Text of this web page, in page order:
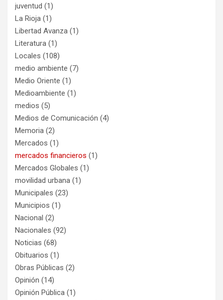
juventud (1)
La Rioja (1)
Libertad Avanza (1)
Literatura (1)
Locales (108)
medio ambiente (7)
Medio Oriente (1)
Medioambiente (1)
medios (5)
Medios de Comunicación (4)
Memoria (2)
Mercados (1)
mercados financieros (1)
Mercados Globales (1)
movilidad urbana (1)
Municipales (23)
Municipios (1)
Nacional (2)
Nacionales (92)
Noticias (68)
Obituarios (1)
Obras Públicas (2)
Opinión (14)
Opinión Pública (1)